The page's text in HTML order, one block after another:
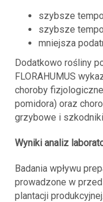
szybsze
szybsze
mniejsza
Dodatkowo rośliny
FLORAHUMUS
choroby
pomidora) oraz
grzybowe i
Wyniki analiz
Badania wpływu
prowadzone w
plantacji